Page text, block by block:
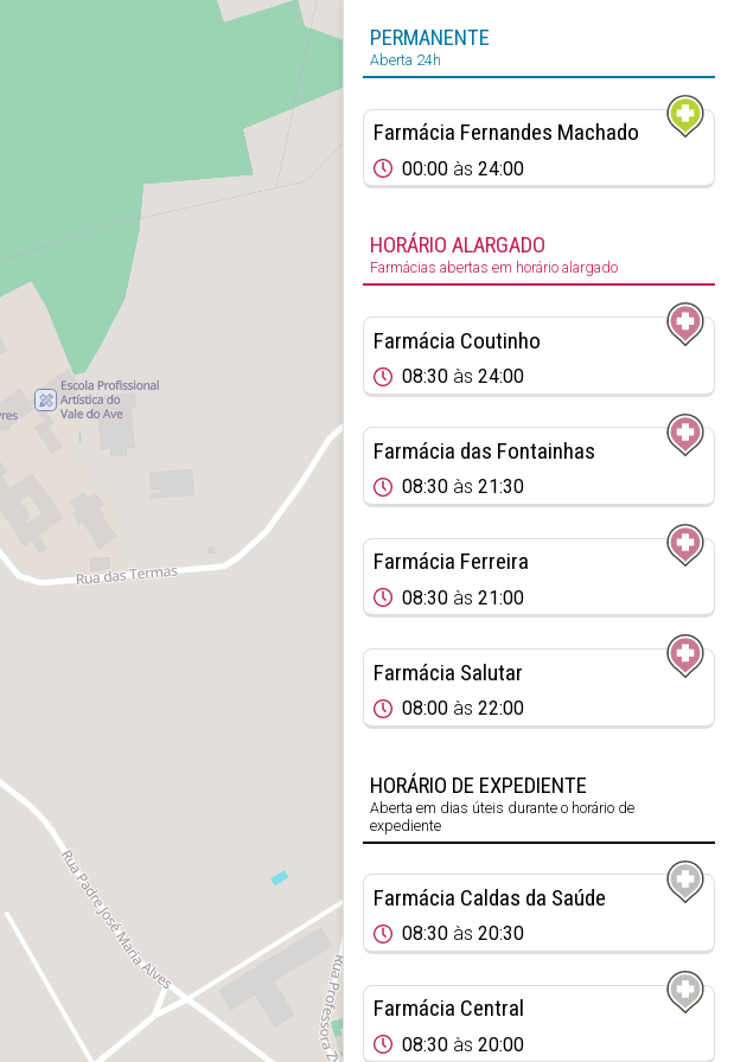
PERMANENTE
Aberta 24h
Farmácia Fernandes Machado
00:00 às 24:00
HORÁRIO ALARGADO
Farmácias abertas em horário alargado
Farmácia Coutinho
08:30 às 24:00
Farmácia das Fontainhas
08:30 às 21:30
Farmácia Ferreira
08:30 às 21:00
Farmácia Salutar
08:00 às 22:00
HORÁRIO DE EXPEDIENTE
Aberta em dias úteis durante o horário de
expediente
Farmácia Caldas da Saúde
08:30 às 20:30
Farmácia Central
08:30 às 20:00